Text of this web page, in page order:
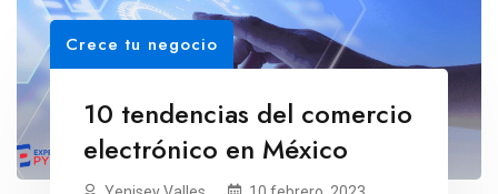
Crece tu negocio
10 tendencias del comercio
electrónico en México